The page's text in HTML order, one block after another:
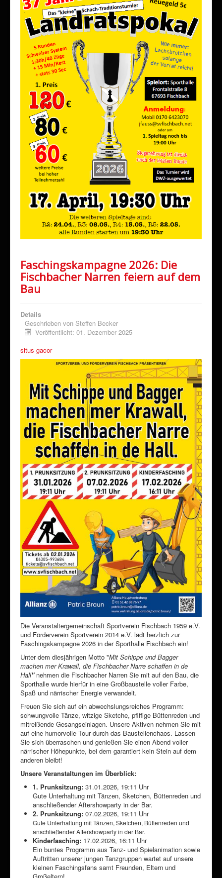
Faschingskampagne 2026: Die
Fischbacher Narren feiern auf dem
Bau
Details
Geschrieben von Steffen Becker
Veröffentlicht: 01. Dezember 2025
situs gacor
Die Veranstaltergemeinschaft Sportverein Fischbach 1959 e.V.
und Förderverein Sportverein 2014 e.V. lädt herzlich zur
Faschingskampagne 2026 in der Sporthalle Fischbach ein!
Unter dem diesjährigen Motto "Mit Schippe und Bagger
machen mer Krawall, die Fischbacher Narre schaffen in de
Hall"nehmen die Fischbacher Narren Sie mit auf den Bau, die
Sporthalle wurde hierfür in eine Großbaustelle voller Farbe,
Spaß und närrischer Energie verwandelt.
Freuen Sie sich auf ein abwechslungsreiches Programm:
schwungvolle Tänze, witzige Sketche, pfiffige Büttenreden und
mitreißende Gesangseinlagen. Unsere Aktiven nehmen Sie mit
auf eine humorvolle Tour durch das Baustellenchaos. Lassen
Sie sich überraschen und genießen Sie einen Abend voller
närrischer Höhepunkte, bei dem garantiert kein Stein auf dem
anderen bleibt!
Unsere Veranstaltungen im Überblick:
1. Prunksitzung: 31.01.2026, 19:11 Uhr
Gute Unterhaltung mit Tänzen, Sketchen, Büttenreden und
anschließender Aftershowparty in der Bar.
2. Prunksitzung: 07.02.2026, 19:11 Uhr
Gute Unterhaltung mit Tänzen, Sketchen, Büttenreden und
anschließender Aftershowparty in der Bar.
Kinderfasching: 17.02.2026, 16:11 Uhr
Ein buntes Programm aus Tanz- und Spielanimation sowie
Auftritten unserer jungen Tanzgruppen wartet auf unsere
kleinen Faschingsfans samt Freunden, Eltern und